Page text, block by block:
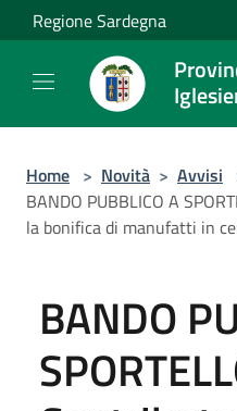
Salta al contenuto principale
Regione Sardegna
Home > Novità > Avvisi
BANDO PUBBLICO A
la bonifica di manufatti in
BANDO